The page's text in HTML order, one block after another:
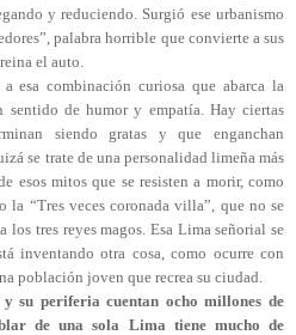
y reduciendo. Surgió ese urbanismo
palabra horrible que convierte a sus
el auto.
esa combinación curiosa que abarca la
de humor y empatía. Hay ciertas
siendo gratas y que enganchan
se trate de una personalidad limeña más
esos mitos que se resisten a morir, como
la “Tres veces coronada villa”, que no se
tres reyes magos. Esa Lima señorial se
inventando otra cosa, como ocurre con
población joven que recrea su ciudad.
su periferia cuentan ocho millones de
de una sola Lima tiene mucho de